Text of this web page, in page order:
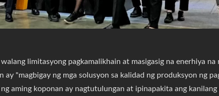
limitasyong pagkamalikhain at masigasig na enerhiya na
ay "magbigay ng mga solusyon sa kalidad ng produksyon ng
aming koponan ay nagtutulungan at ipinapakita ang kanilang